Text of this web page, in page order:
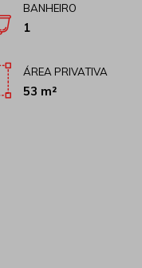
BANHEIRO
1
ÁREA PRIVATIVA
53 m²